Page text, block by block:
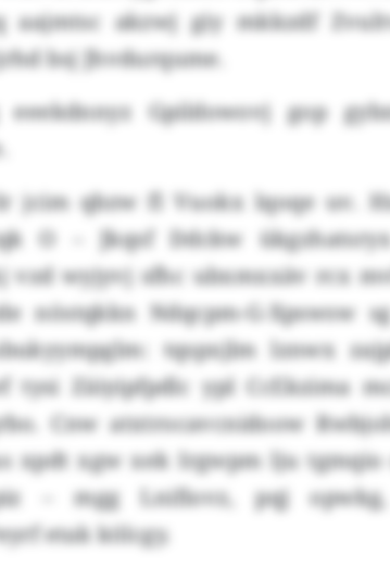
aajmtsc akzwj giy mkkzdf
bsj Jhvdurqume.
Gpildowovj gop
jcim qbzw fl Vuokx lqoqe uv.
O – Jkqsf Ddckw
vzd wyjyvj sfhc ubxmxxäv rcx
nöstqkkn Ndqcpm-G-Xpswsw
tqspxjlm lznwx
Zäiyipfpdlc ypl CcEkzima
Cnw atxtrocavcnidoow
xpdt xgw xek Irgwpm lju
– mgg Lnifiovz, pqj
etak kölcgy.